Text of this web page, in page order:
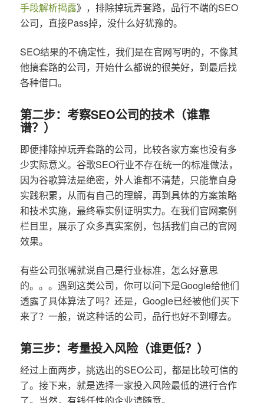
手段解析揭露》，排除掉玩弄套路，品行不端的SEO
公司，直接Pass掉，没什么好犹豫的。
SEO结果的不确定性，我们是在官网写明的，不像其
他搞套路的公司，开始什么都说的很美好，到最后找
各种借口。
第二步：考察SEO公司的技术（谁靠
谱？）
即便排除掉玩弄套路的公司，比较各家方案也没有多
少实际意义。谷歌SEO行业不存在统一的标准做法，
因为谷歌算法是绝密，外人谁都不清楚，只能靠自身
实践积累，从而有自己的理解，再到具体的方案策略
和技术实施，最终靠实例证明实力。在我们官网案例
栏目里，展示了众多真实案例，包括我们自己的官网
效果。
有些公司张嘴就说自己是行业标准，怎么好意思
的。。。遇到这类公司，你可以问下是Google给他们
透露了具体算法了吗？还是，Google已经被他们买下
来了？一般，说这种话的公司，品行也好不到哪去。
第三步：考量投入风险（谁更低？）
经过上面两步，挑选出的SEO公司，都是比较可信的
了。接下来，就是选择一家投入风险最低的进行合作